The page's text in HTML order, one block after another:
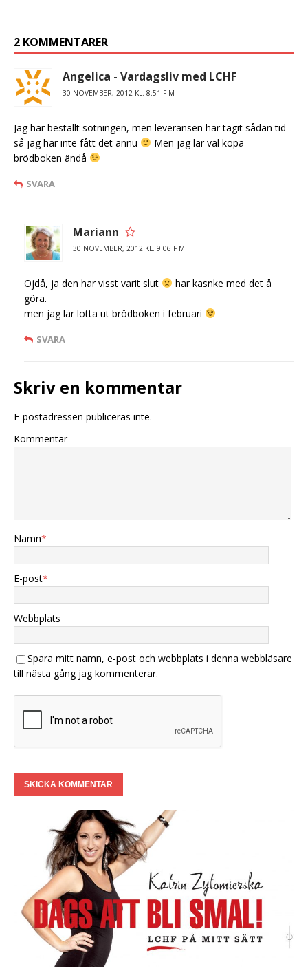
2 KOMMENTARER
Angelica - Vardagsliv med LCHF
30 NOVEMBER, 2012 KL. 8:51 F M
Jag har beställt sötningen, men leveransen har tagit sådan tid
så jag har inte fått det ännu
Men jag lär väl köpa
brödboken ändå
SVARA
Mariann
30 NOVEMBER, 2012 KL. 9:06 F M
Ojdå, ja den har visst varit slut
har kasnke med det å
göra.
men jag lär lotta ut brödboken i februari
SVARA
Skriv en kommentar
E-postadressen publiceras inte.
Kommentar
Namn*
E-post*
Webbplats
Spara mitt namn, e-post och webbplats i denna webbläsare
till nästa gång jag kommenterar.